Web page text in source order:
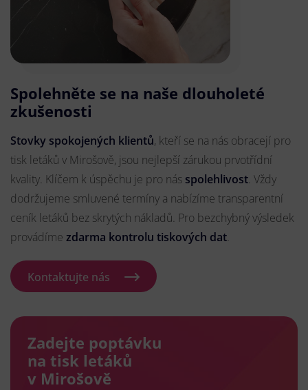
Spolehněte se na naše dlouholeté
zkušenosti
Stovky spokojených klientů, kteří se na nás obracejí pro
tisk letáků v Mirošově, jsou nejlepší zárukou prvotřídní
kvality. Klíčem k úspěchu je pro nás spolehlivost. Vždy
dodržujeme smluvené termíny a nabízíme transparentní
ceník letáků bez skrytých nákladů. Pro bezchybný výsledek
provádíme zdarma kontrolu tiskových dat.
Kontaktujte nás
Zadejte poptávku
na tisk letáků
v Mirošově